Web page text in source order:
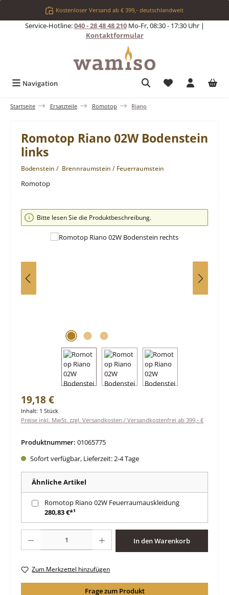
Zum Hauptinhalt springenKostenloser Versand ab € 399,- deutschlandweit
Service-Hotline:040 - 28 48 48 210Mo-Fr, 08:30 - 17:30 Uhr |
Kontaktformular
Navigation Du hast 0
Startseite Ersatzteile Romotop Riano
Romotop Riano 02W Bodenstein
links
Bodenstein / Brennraumstein / Feuerraumstein
Romotop
Bildergalerie überspringen
Bitte lesen Sie die Produktbeschreibung.
Regulärer Preis:
19,18 €
Inhalt: 1 Stück
Preise inkl. MwSt. zzgl. Versandkosten / Versandkostenfrei ab 399,- €
Produktnummer: 01065775
Sofort verfügbar, Lieferzeit: 2-4 Tage
Ähnliche Artikel
Romotop Riano 02W Feuerraumauskleidung
280,83 €*¹
In den Warenkorb
Zum Merkzettel hinzufügen
Frage zum Produkt